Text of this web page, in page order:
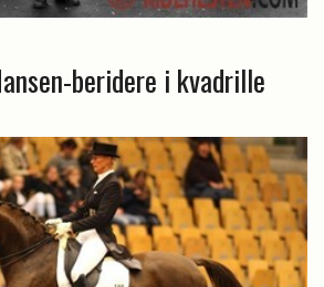
beridere i kvadrille